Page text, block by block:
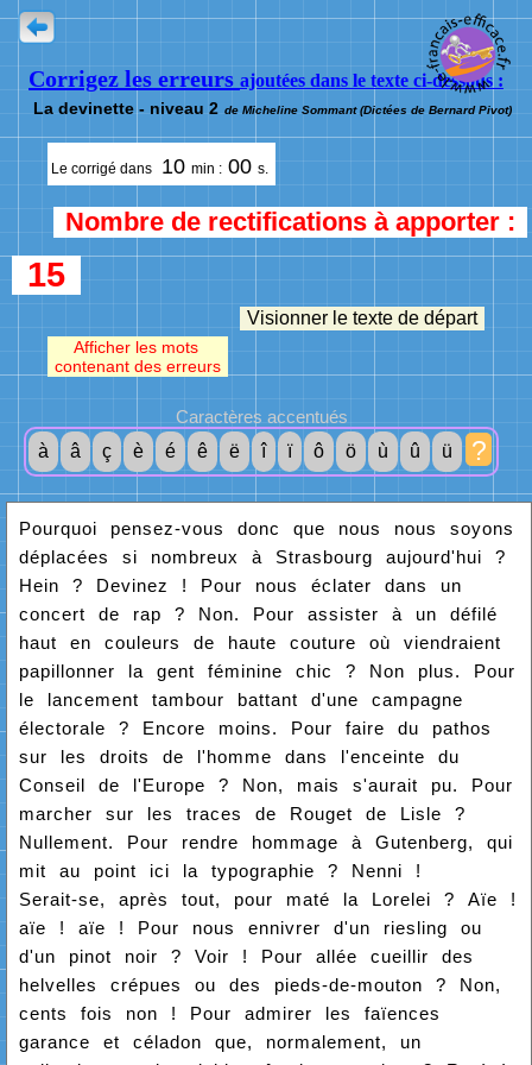
Corrigez les erreurs ajoutées dans le texte ci-dessous :
La devinette - niveau 2 de Micheline Sommant (Dictées de Bernard Pivot)
Le corrigé dans 10 min : 00 s.
Nombre de rectifications à apporter :
15
Visionner le texte de départ
Afficher les mots
contenant des erreurs
Caractères accentués
à
â ç è é ê ë î ï ô ö ù û ü ?